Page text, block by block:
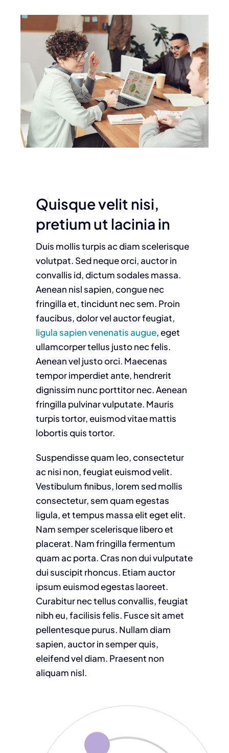
Quisque velit nisi,
pretium ut lacinia in
Duis mollis turpis ac diam scelerisque
volutpat. Sed neque orci, auctor in
convallis id, dictum sodales massa.
Aenean nisl sapien, congue nec
fringilla et, tincidunt nec sem. Proin
faucibus, dolor vel auctor feugiat,
ligula sapien venenatis augue, eget
ullamcorper tellus justo nec felis.
Aenean vel justo orci. Maecenas
tempor imperdiet ante, hendrerit
dignissim nunc porttitor nec. Aenean
fringilla pulvinar vulputate. Mauris
turpis tortor, euismod vitae mattis
lobortis quis tortor.
Suspendisse quam leo, consectetur
ac nisi non, feugiat euismod velit.
Vestibulum finibus, lorem sed mollis
consectetur, sem quam egestas
ligula, et tempus massa elit eget elit.
Nam semper scelerisque libero et
placerat. Nam fringilla fermentum
quam ac porta. Cras non dui vulputate
dui suscipit rhoncus. Etiam auctor
ipsum euismod egestas laoreet.
Curabitur nec tellus convallis, feugiat
nibh eu, facilisis felis. Fusce sit amet
pellentesque purus. Nullam diam
sapien, auctor in semper quis,
eleifend vel diam. Praesent non
aliquam nisl.